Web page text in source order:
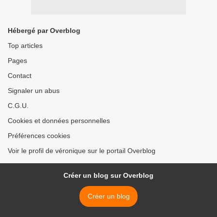
Hébergé par Overblog
Top articles
Pages
Contact
Signaler un abus
C.G.U.
Cookies et données personnelles
Préférences cookies
Voir le profil de véronique sur le portail Overblog
Créer un blog sur Overblog
Créer un blog